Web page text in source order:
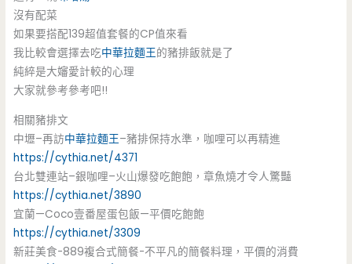
沒有配菜
如果要搭配139超值套餐的CP值來看
我比較會選擇去吃中華拉麵王的豬排飯就是了
純綷是大嬸愛計較的心理
大家就參考參考吧!!
相關豬排文
中壢–再訪中華拉麵王–豬排保持水準，咖哩可以再精進
https://cythia.net/4371
台北雙連站–銀咖哩–火山爆發吃飽飽，章魚燒才令人驚豔
https://cythia.net/3890
宜蘭—Coco壹番屋蛋包飯—平價吃飽飽
https://cythia.net/3309
新莊美食-889複合式簡餐-不平凡的簡餐料理，平價的消費